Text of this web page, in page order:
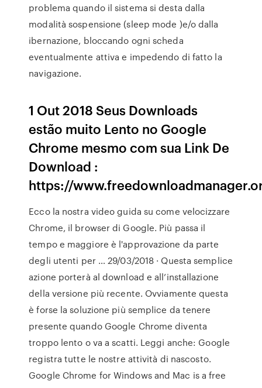
problema quando il sistema si desta dalla
modalità sospensione (sleep mode )e/o dalla
ibernazione, bloccando ogni scheda
eventualmente attiva e impedendo di fatto la
navigazione.
1 Out 2018 Seus Downloads
estão muito Lento no Google
Chrome mesmo com sua Link De
Download :
https://
Ecco la nostra video guida su come velocizzare
Chrome, il browser di Google. Più passa il
tempo e maggiore è l'approvazione da parte
degli utenti per … 29/03/2018 · Questa semplice
azione porterà al download e all’installazione
della versione più recente. Ovviamente questa
è forse la soluzione più semplice da tenere
presente quando Google Chrome diventa
troppo lento o va a scatti. Leggi anche: Google
registra tutte le nostre attività di nascosto.
Google Chrome for Windows and Mac is a free